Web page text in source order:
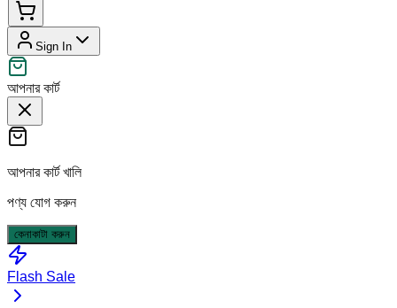
Sign In
আপনার কার্ট
আপনার কার্ট খালি
পণ্য যোগ করুন
কেনাকাটা করুন
Flash Sale